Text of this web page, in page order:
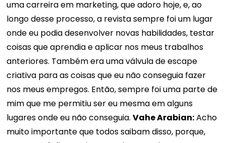
uma carreira em marketing, que adoro hoje, e, ao
longo desse processo, a revista sempre foi um lugar
onde eu podia desenvolver novas habilidades, testar
coisas que aprendia e aplicar nos meus trabalhos
anteriores. Também era uma válvula de escape
criativa para as coisas que eu não conseguia fazer
nos meus empregos. Então, sempre foi uma parte de
mim que me permitiu ser eu mesma em alguns
lugares onde eu não conseguia.Vahe Arabian:Acho
muito importante que todos saibam disso, porque,